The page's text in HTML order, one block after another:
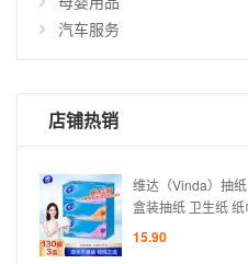
汽车服务
店铺热销
维达（Vinda）抽
盒装抽纸 卫生纸 纸
15.90